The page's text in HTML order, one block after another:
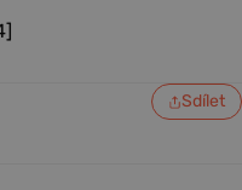
Sdílet